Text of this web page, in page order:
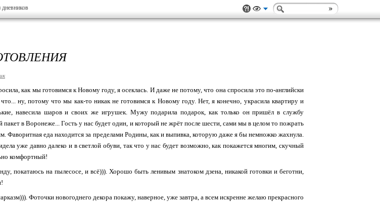
дневников
как мы готовимся к Новому году, я осеклась. И даже не потому, что она спросила это по-английски
ну, потому что мы как-то никак не готовимся к Новому году. Нет, я конечно, украсила квартиру и
навесила шаров и своих же игрушек. Мужу подарила подарок, как только он пришёл в службу
пакет в Воронеже... Гость у нас будет один, и который не жрёт после шести, сами мы в целом то пожрать
Фаворитная еда находится за пределами Родины, как и выпивка, которую даже я бы немножко жахнула.
уже давно далеко и в светлой обуви, так что у нас будет возможно, как покажется многим, скучный
комфортный!
покатаюсь на пылесосе, и всё))). Хорошо быть ленивым знатоком дзена, никакой готовки и беготни,
Фоточки новогоднего декора покажу, наверное, уже завтра, а всем искренне желаю прекрасного